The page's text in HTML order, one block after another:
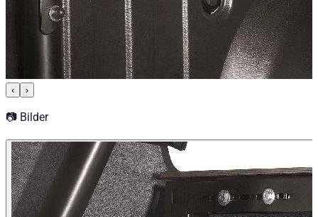
Kategorien
Accessoires de Pick-up
Systèmes de rangement et d'arrimage
Plateau de chargement extensible & deuxième niveau
‹ ›
📷 Bilder